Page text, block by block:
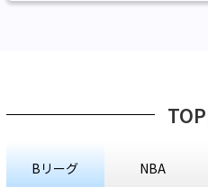
Bリーグ NBA